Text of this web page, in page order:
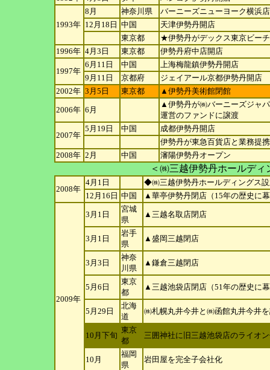
1993年
8月 神奈川 県
バーニーズニューヨーク横浜
12月18日 中国
天津伊勢丹開店
東京都
★伊勢丹がデックス東京ビー
1996年 4月3日 東京都 伊勢丹府中店開店
1997年
6月11日 中国
上海梅龍鎮伊勢丹開店
9月11日
京都府
ジェイアール京都伊勢丹開店
2002年 3月5日 東京都 ▲伊勢丹美術館閉館
2006年 6月
▲伊勢丹が㈱バーニーズジャ
運営のファンドに譲渡
2007年
5月19日 中国
成都伊勢丹開店
伊勢丹が東急百貨店と業務提携
2008年 2月 中国 瀋陽伊勢丹オープン
＜㈱三越伊勢丹ホールディ
2008年
4月1日
◆㈱三越伊勢丹ホールディングス
12月16日 中国 ▲華亭伊勢丹閉店（15年の歴史に
2009年
3月1日
宮城
県
▲三越名取店閉店
3月1日
岩手
県
▲盛岡三越閉店
3月3日
神奈
川県
▲鎌倉三越閉店
5月6日
東京
都
▲三越池袋店閉店（51年の歴史に
5月29日
北海
道
㈱札幌丸井今井と㈱函館丸井今井
10月下旬
東京
都
三囲神社に旧三越池袋店のライオ
10月
福岡
県
岩田屋を完全子会社化